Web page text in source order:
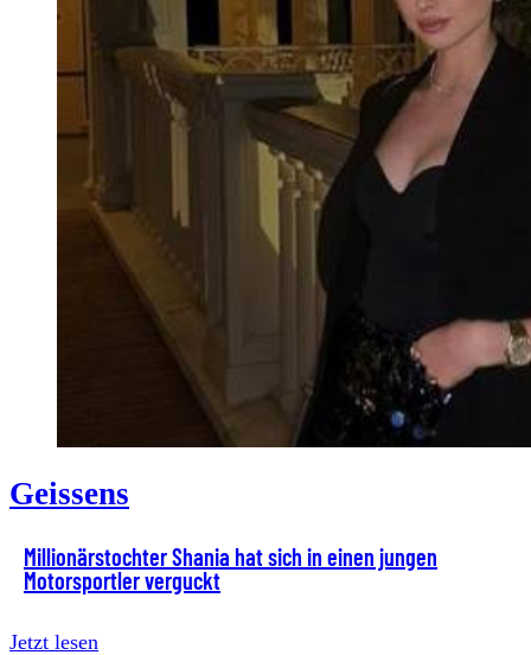
Geissens
Millionärstochter Shania hat sich in einen jungen
Motorsportler verguckt
Jetzt lesen